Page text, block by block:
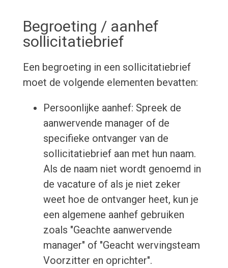
Begroeting / aanhef
sollicitatiebrief
Een begroeting in een sollicitatiebrief
moet de volgende elementen bevatten:
Persoonlijke aanhef: Spreek de
aanwervende manager of de
specifieke ontvanger van de
sollicitatiebrief aan met hun naam.
Als de naam niet wordt genoemd in
de vacature of als je niet zeker
weet hoe de ontvanger heet, kun je
een algemene aanhef gebruiken
zoals "Geachte aanwervende
manager" of "Geacht wervingsteam
Voorzitter en oprichter".